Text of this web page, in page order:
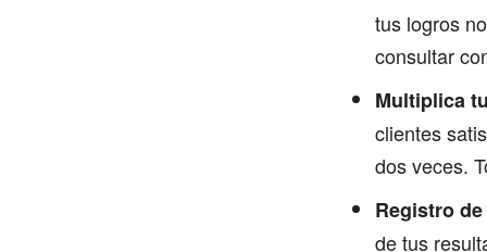
tus logros
consultar
Multiplica
clientes
dos veces.
Registro
de tus